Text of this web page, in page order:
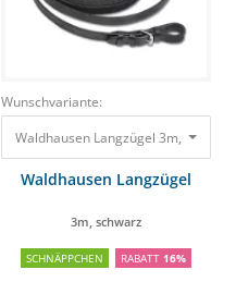
Wunschvariante:
Waldhausen Langzügel 3m,
Waldhausen Langzügel
3m, schwarz
SCHNÄPPCHEN RABATT 16%